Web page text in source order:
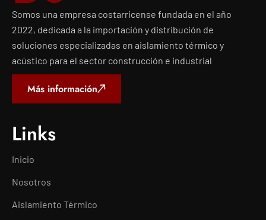
Somos una empresa costarricense fundada en el año
2022, dedicada a la importación y distribución de
soluciones especializadas en aislamiento térmico y
acústico para el sector construcción e industrial
Más información
Links
Inicio
Nosotros
Aislamiento Térmico